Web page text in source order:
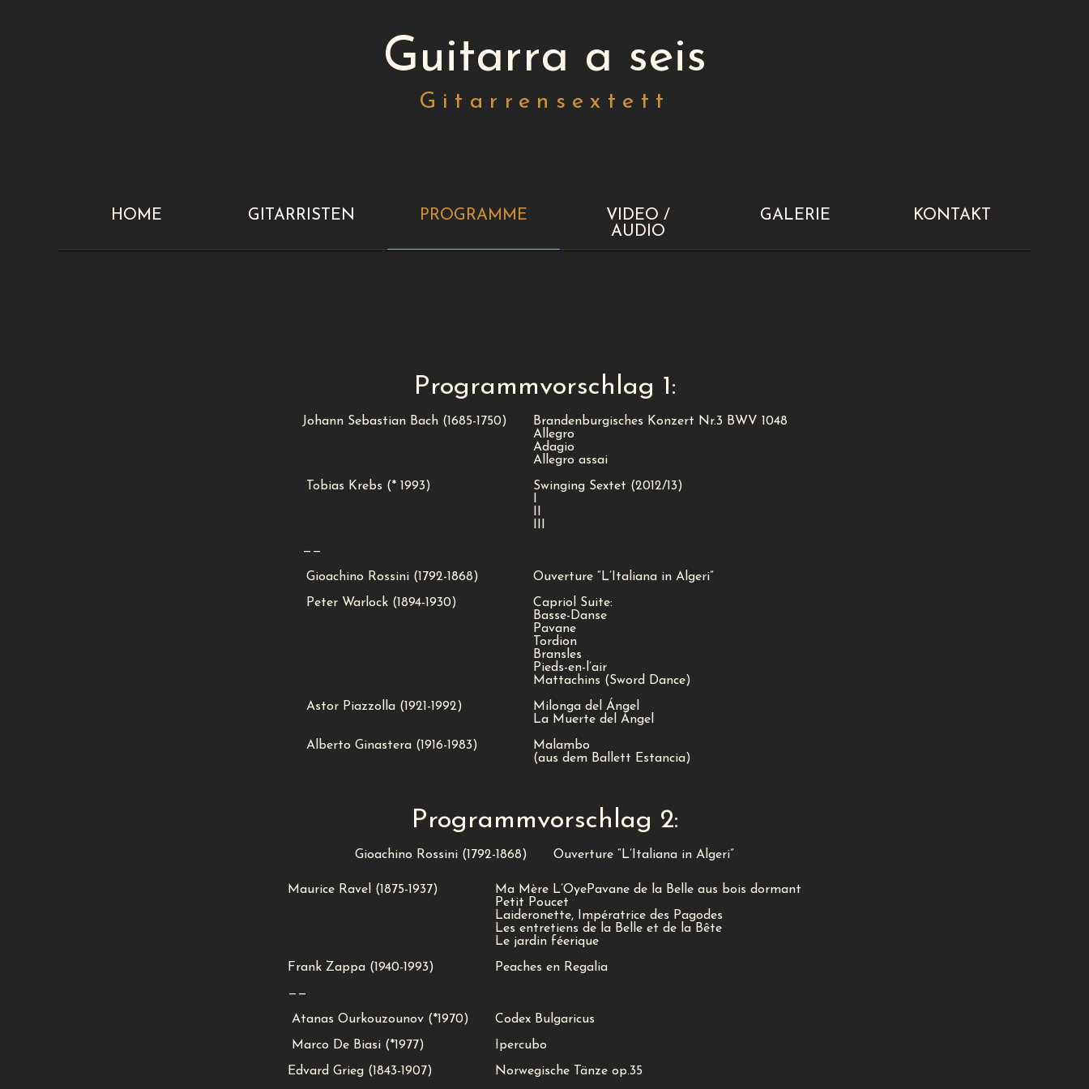
Guitarra a seis
Gitarrensextett
HOME GITARRISTEN PROGRAMME
VIDEO /
AUDIO
GALERIE KONTAKT
Programmvorschlag 1:
Johann Sebastian Bach (1685-1750)
Brandenburgisches Konzert Nr.3 BWV 1048
Allegro
Adagio
Allegro assai
Tobias Krebs (* 1993)
Swinging Sextet (2012/13)
——
Gioachino Rossini (1792-1868)
Ouverture “L’Italiana in Algeri”
Peter Warlock (1894-1930)
Capriol Suite:
Basse-Danse
Pavane
Tordion
Bransles
Pieds-en-l’air
Mattachins (Sword Dance)
Astor Piazzolla (1921-1992)
Milonga del Ángel
La Muerte del Ángel
Alberto Ginastera (1916-1983)
Malambo
(aus dem Ballett Estancia)
Programmvorschlag 2:
Gioachino Rossini (1792-1868) Ouverture “L’Italiana in Algeri”
Maurice Ravel (1875-1937)
Ma Mère L’OyePavane de la Belle aus bois dormant
Petit Poucet
Laideronette, Impératrice des Pagodes
Les entretiens de la Belle et de la Bête
Le jardin féerique
Frank Zappa (1940-1993)
Peaches en Regalia
——
Atanas Ourkouzounov (*1970)
Codex Bulgaricus
Marco De Biasi (*1977)
Ipercubo
Edvard Grieg (1843-1907)
Norwegische Tänze op.35